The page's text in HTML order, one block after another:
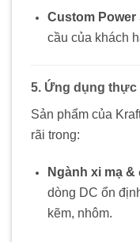
Custom
cầu của khách
5. Ứng dụng thực
Sản phẩm của
rãi trong:
Ngành xi mạ
dòng DC ổn
kẽm, nhôm.